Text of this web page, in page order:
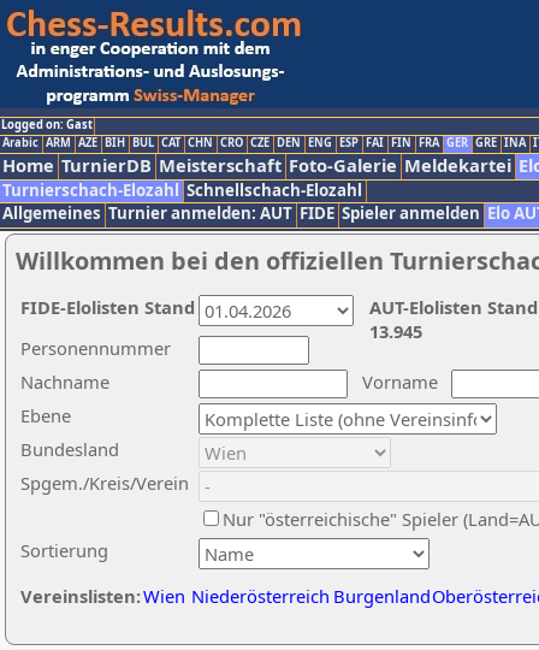
Logged on: Gast
Arabic ARM AZE BIH BUL CAT CHN CRO CZE DEN ENG ESP FAI FIN FRA GER GRE INA
Home TurnierDB Meisterschaft Foto-Galerie Meldekartei
Turnierschach-Elozahl Schnellschach-Elozahl
Allgemeines Turnier anmelden: AUT FIDE Spieler anmelden Elo
Willkommen bei den offiziellen
Nachname
Vorname
Ebene
Sortierung
Personennummer
Bundesland
Spgem./Kreis/Verein
Nur "österreichische" Spieler
Vereinslisten:Wien Niederösterreich Burgenland
AUT-Elolisten
13.945
FIDE-Elolisten Stand